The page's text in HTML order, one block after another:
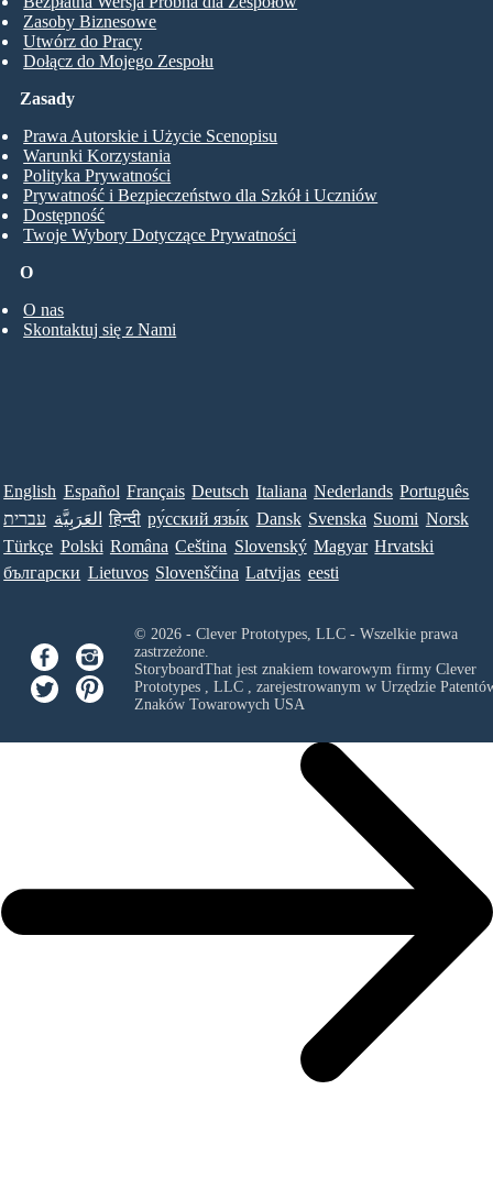
Zasoby Biznesowe
Utwórz do Pracy
Dołącz do Mojego Zespołu
O
O nas
Skontaktuj się z Nami
Zasady
Prawa Autorskie i Użycie Scenopisu
Warunki Korzystania
Polityka Prywatności
Prywatność i Bezpieczeństwo dla Szkół i Uczniów
Dostępność
Twoje Wybory Dotyczące Prywatności
English Español Français Deutsch Italiana Nederlands Português
עברית العَرَبِيَّة हिन्दी ру́сский язы́к Dansk Svenska Suomi Norsk
Türkçe Polski Româna Ceština Slovenský Magyar Hrvatski
български Lietuvos Slovenščina Latvijas eesti
© 2026 - Clever Prototypes, LLC - Wszelkie prawa
zastrzeżone.
StoryboardThat jest znakiem towarowym firmy Clever
Prototypes , LLC, zarejestrowanym w Urzędzie
Znaków Towarowych USA